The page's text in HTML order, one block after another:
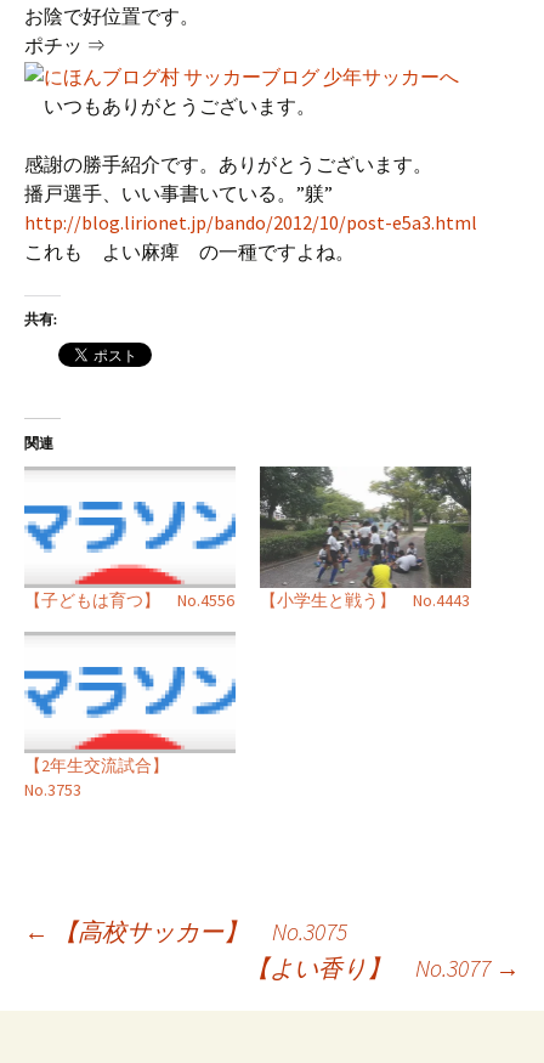
お陰で好位置です。
ポチッ ⇒
いつもありがとうございます。
感謝の勝手紹介です。ありがとうございます。
播戸選手、いい事書いている。”躾”
http://blog.lirionet.jp/bando/2012/10/post-e5a3.html
これも よい麻痺 の一種ですよね。
共有:
関連
【子どもは育つ】 No.4556 【小学生と戦う】 No.4443
【2年生交流試合】
No.3753
投←
【高校サッカー】 No.3075
【よい香り】 No.3077 →